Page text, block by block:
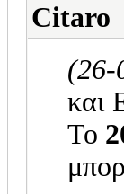
Citaro
(26-
και
Το